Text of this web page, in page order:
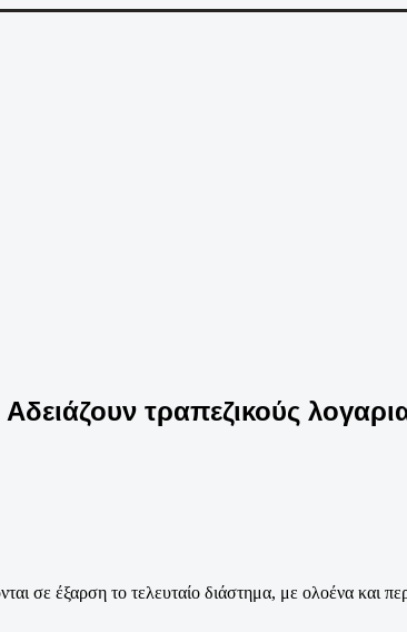
τραπεζικούς
σε έξαρση το τελευταίο διάστημα, με ολοένα και